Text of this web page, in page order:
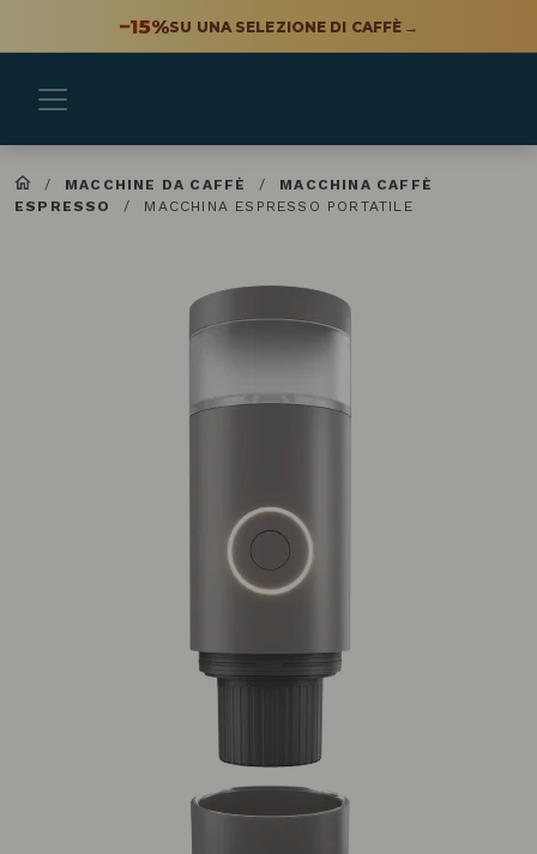
−15%SU UNA SELEZIONE DI CAFFÈ →
/ MACCHINE DA CAFFÈ /
MACCHINA CAFFÈ
ESPRESSO
/ MACCHINA ESPRESSO PORTATILE